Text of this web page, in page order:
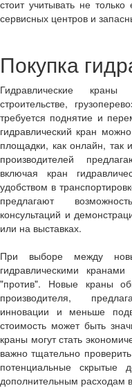
стоит учитывать не только
сервисных центров и
Покупка
Гидравлические
строительстве,
требуется поднятие и
гидравлический кран
площадки, как онлайн, так
производителей
включая кран
удобством в
предлагают
консультаций и
или на выставках.
При выборе между
гидравлическими
"против". Новые краны
производителя,
инновации и меньше
стоимость может быть
краны могут стать
важно тщательно
потенциальные скрытые
дополнительным расходам